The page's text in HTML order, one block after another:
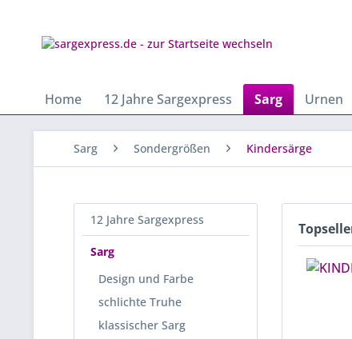
Home 12 Jahre Sargexpress Sarg Urnen
Sarg Sondergrößen Kindersärge
12 Jahre Sargexpress
Sarg
Design und Farbe
schlichte Truhe
klassischer Sarg